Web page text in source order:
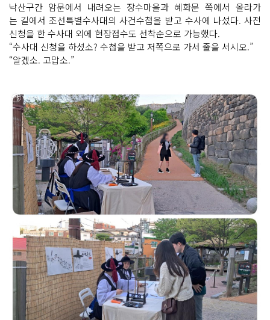
낙산구간 암문에서 내려오는 장수마을과 혜화문 쪽에서 올라가
는 길에서 조선특별수사대의 사건수첩을 받고 수사에 나섰다. 사전
신청을 한 수사대 외에 현장접수도 선착순으로 가능했다.
“수사대 신청을 하셨소? 수첩을 받고 저쪽으로 가서 줄을 서시오.”
“알겠소. 고맙소.”